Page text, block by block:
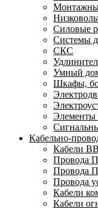
Силовые
Системы
СКС
Умный
Шкафы,
Элементы
Кабельно-
Кабели
Провода
Провода
Кабели
Кабели